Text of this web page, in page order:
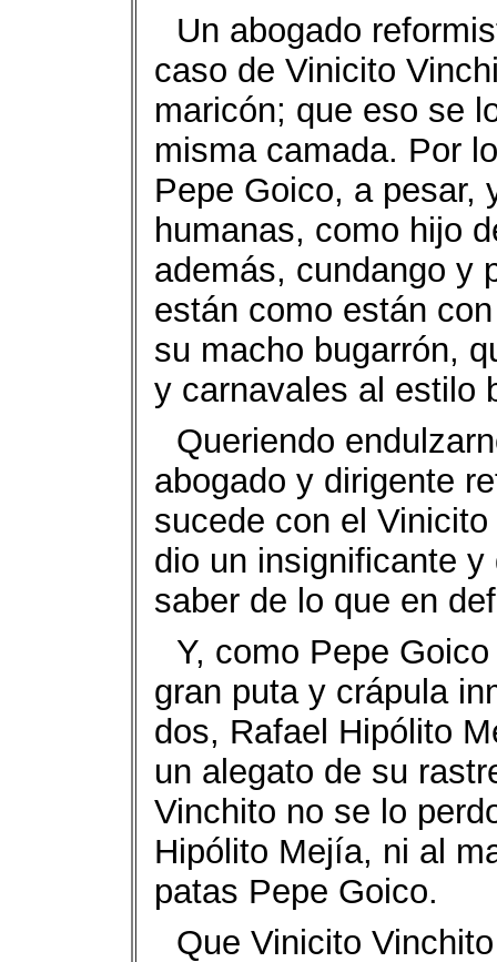
Un abogado
caso de Vinicito
maricón; que eso se
misma camada. Por
Pepe Goico, a pesar,
humanas, como hijo
además, cundango y
están como están
su macho bugarrón,
y carnavales al estilo
Queriendo
abogado y dirigente
sucede con el
dio un insignificante
saber de lo que en
Y, como Pepe
gran puta y crápula
dos, Rafael Hipólito
un alegato de su
Vinchito no se lo
Hipólito Mejía, ni al
patas Pepe Goico.
Que Vinicito